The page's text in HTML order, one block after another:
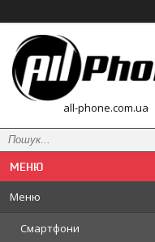
all-phone.com.ua
Меню
Смартфони